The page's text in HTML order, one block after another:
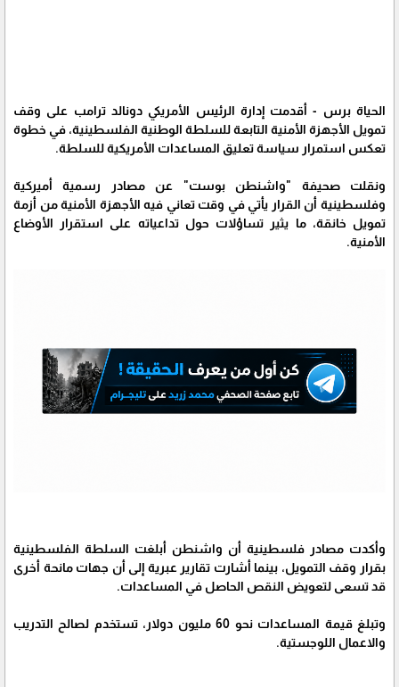
الحياة برس - أقدمت إدارة الرئيس الأمريكي دونالد ترامب على وقف
تمويل الأجهزة الأمنية التابعة للسلطة الوطنية الفلسطينية، في خطوة
تعكس استمرار سياسة تعليق المساعدات الأمريكية للسلطة.
ونقلت صحيفة "واشنطن بوست" عن مصادر رسمية أميركية
وفلسطينية أن القرار يأتي في وقت تعاني فيه الأجهزة الأمنية من أزمة
تمويل خانقة، ما يثير تساؤلات حول تداعياته على استقرار الأوضاع
الأمنية.
وأكدت مصادر فلسطينية أن واشنطن أبلغت السلطة الفلسطينية
بقرار وقف التمويل، بينما أشارت تقارير عبرية إلى أن جهات مانحة أخرى
قد تسعى لتعويض النقص الحاصل في المساعدات.
وتبلغ قيمة المساعدات نحو 60 مليون دولار، تستخدم لصالح التدريب
والاعمال اللوجستية.